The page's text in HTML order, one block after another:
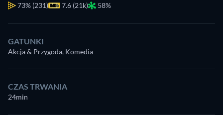
73% (231) 7.6 (21k) 58%
GATUNKI
Akcja & Przygoda, Komedia
CZAS TRWANIA
24min